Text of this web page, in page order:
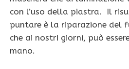
con l’uso della piastra. Il
puntare è la riparazione del
che ai nostri giorni, può
mano.